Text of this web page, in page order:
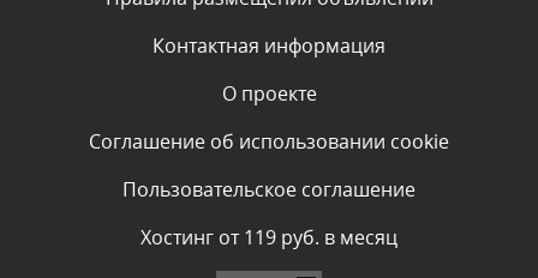
администратором.
Комментарий проверяется
администратором.
Комментарий проверяется
Текст комментария будет виден после проверки
Контактная информация
О проекте
Соглашение об использовании cookie
Пользовательское соглашение
Хостинг от 119 руб. в месяц